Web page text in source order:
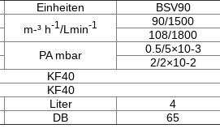
Einheiten
BSV90
m-³ h-1 /Lmin-1
90/1500
108/1800
PA mbar
0.5/5×10-3
2/2×10-2
KF40
KF40
Liter
4
DB 65